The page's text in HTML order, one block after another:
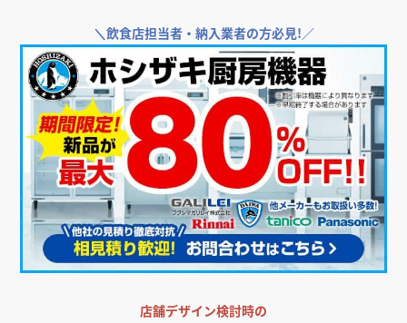
＼飲食店担当者・納入業者の方必見!／
店舗デザイン検討時の